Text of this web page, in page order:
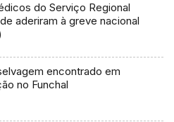
do Serviço Regional
aderiram à greve nacional
encontrado em
no Funchal